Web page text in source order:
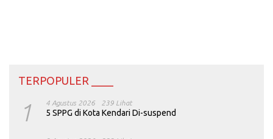
TERPOPULER ____
1 4 Agustus 2026 239 Lihat
5 SPPG di Kota Kendari Di-suspend